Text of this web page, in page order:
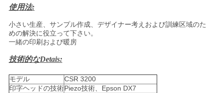
ー
ス
す
べ
使用法:
小さい生産、サンプル作成、デザイナー考えおよび訓練区域のた
めの解決に役立って下さい。
一緒の印刷および暖房
技術的なDetais:
モデル
CSR 3200
印字ヘッドの技術Piezo技術、Epson DX7